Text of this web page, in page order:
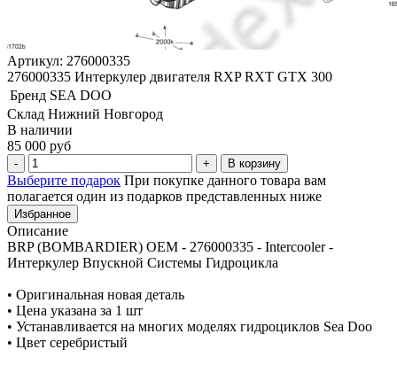
Артикул: 276000335
276000335 Интеркулер двигателя RXP RXT GTX 300
Бренд SEA DOO
Склад Нижний Новгород
В наличии
85 000 руб
В корзину
Выберите подарок При покупке данного товара вам
полагается один из подарков представленных ниже
Избранное
Описание
BRP (BOMBARDIER) OEM - 276000335 - Intercooler -
Интеркулер Впускной Системы Гидроцикла
• Оригинальная новая деталь
• Цена указана за 1 шт
• Устанавливается на многих моделях гидроциклов Sea Doo
• Цвет серебристый